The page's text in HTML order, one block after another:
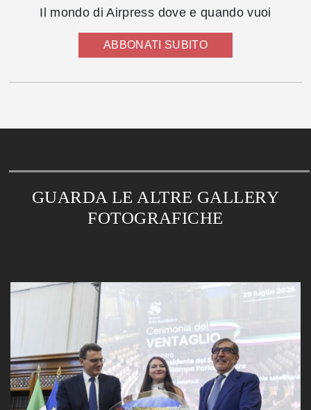
Il mondo di Airpress dove e quando vuoi
ABBONATI SUBITO
GUARDA LE ALTRE GALLERY
FOTOGRAFICHE